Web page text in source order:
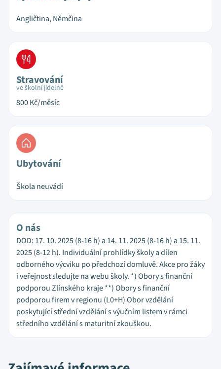
Angličtina, Němčina
Stravování
ve školní jídelně
800Kč/měsíc
Ubytování
Škola neuvádí
O nás
DOD: 17. 10. 2025 (8-16 h) a 14. 11. 2025 (8-16 h) a 15. 11.
2025 (8-12 h). Individuální prohlídky školy a dílen
odborného výcviku po předchozí domluvě. Akce pro žáky
i veřejnost sledujte na webu školy. *) Obory s finanční
podporou Zlínského kraje **) Obory s finanční
podporou firem v regionu (L0+H) Obor vzdělání
poskytující střední vzdělání s výučním listem v rámci
středního vzdělání s maturitní zkouškou.